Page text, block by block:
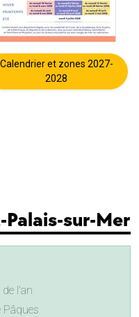
Calendrier et zones 2027-
2028
Palais-sur-Mer
de l'an
Pâques